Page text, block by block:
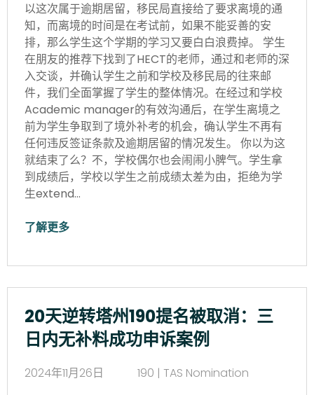
以这次属于逾期居留，移民局直接给了要求离境的通
知，而离境的时间是在考试前，如果不能妥善的安
排，那么学生这个学期的学习又要白白浪费掉。 学生
在朋友的推荐下找到了HECT的老师，通过和老师的深
入交谈，并确认学生之前和学校及移民局的往来邮
件，我们全面掌握了学生的整体情况。在经过和学校
Academic manager的有效沟通后，在学生离境之
前为学生争取到了境外补考的机会，确认学生不再有
任何违反签证条款及逾期居留的情况发生。 你以为这
就结束了么？不，学校偶尔也会闹闹小脾气。学生拿
到成绩后，学校以学生之前成绩太差为由，拒绝为学
生extend…
了解更多
20天逆转塔州190提名被取消：三
日内无补料成功申诉案例
2024年11月26日
190 | TAS Nomination